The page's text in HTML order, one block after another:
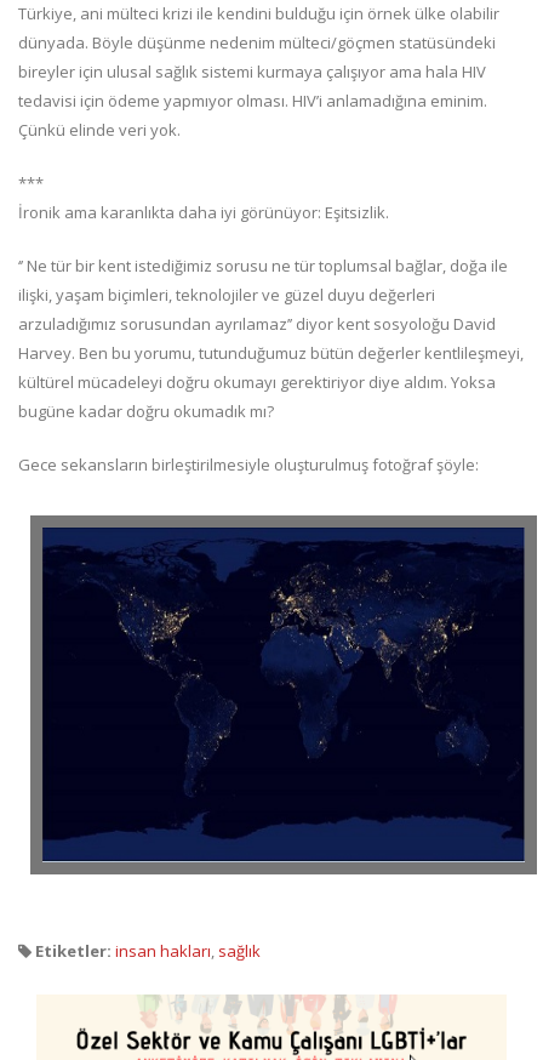
Türkiye, ani mülteci krizi ile kendini bulduğu için örnek ülke olabilir
dünyada. Böyle düşünme nedenim mülteci/göçmen statüsündeki
bireyler için ulusal sağlık sistemi kurmaya çalışıyor ama hala HIV
tedavisi için ödeme yapmıyor olması. HIV’i anlamadığına eminim.
Çünkü elinde veri yok.
***
İronik ama karanlıkta daha iyi görünüyor: Eşitsizlik.
‘’ Ne tür bir kent istediğimiz sorusu ne tür toplumsal bağlar, doğa ile
ilişki, yaşam biçimleri, teknolojiler ve güzel duyu değerleri
arzuladığımız sorusundan ayrılamaz’’ diyor kent sosyoloğu David
Harvey. Ben bu yorumu, tutunduğumuz bütün değerler kentlileşmeyi,
kültürel mücadeleyi doğru okumayı gerektiriyor diye aldım. Yoksa
bugüne kadar doğru okumadık mı?
Gece sekansların birleştirilmesiyle oluşturulmuş fotoğraf şöyle:
Etiketler: insan hakları, sağlık